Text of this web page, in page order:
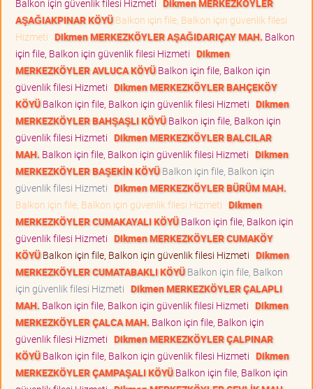
Balkon için güvenlik filesi Hizmeti
Dikmen MERKEZKÖYLER
AŞAĞIAKPINAR KÖYÜBalkon için file, Balkon için güvenlik filesi
Hizmeti Dikmen MERKEZKÖYLER AŞAĞIDARIÇAY MAH. Balkon
için file, Balkon için güvenlik filesi Hizmeti Dikmen
MERKEZKÖYLER AVLUCA KÖYÜBalkon için file, Balkon için
güvenlik filesi Hizmeti Dikmen MERKEZKÖYLER BAHÇEKÖY
KÖYÜBalkon için file, Balkon için güvenlik filesi Hizmeti Dikmen
MERKEZKÖYLER BAHŞAŞLI KÖYÜBalkon için file, Balkon için
güvenlik filesi Hizmeti Dikmen MERKEZKÖYLER BALCILAR
MAH. Balkon için file, Balkon için güvenlik filesi Hizmeti Dikmen
MERKEZKÖYLER BAŞEKİN KÖYÜBalkon için file, Balkon için
güvenlik filesi Hizmeti Dikmen MERKEZKÖYLER BÜRÜM MAH.
Balkon için file, Balkon için güvenlik filesi Hizmeti Dikmen
MERKEZKÖYLER CUMAKAYALI KÖYÜBalkon için file, Balkon için
güvenlik filesi Hizmeti Dikmen MERKEZKÖYLER CUMAKÖY
KÖYÜBalkon için file, Balkon için güvenlik filesi Hizmeti Dikmen
MERKEZKÖYLER CUMATABAKLI KÖYÜBalkon için file, Balkon
için güvenlik filesi Hizmeti Dikmen MERKEZKÖYLER ÇALAPLI
MAH. Balkon için file, Balkon için güvenlik filesi Hizmeti Dikmen
MERKEZKÖYLER ÇALCA MAH. Balkon için file, Balkon için
güvenlik filesi Hizmeti Dikmen MERKEZKÖYLER ÇALPINAR
KÖYÜBalkon için file, Balkon için güvenlik filesi Hizmeti Dikmen
MERKEZKÖYLER ÇAMPAŞALI KÖYÜBalkon için file, Balkon için